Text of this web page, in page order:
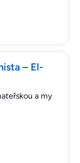
– El-
a my